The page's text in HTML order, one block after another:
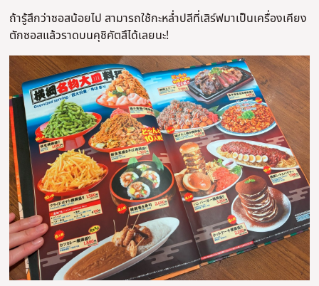
ถ้ารู้สึกว่าซอสน้อยไป สามารถใช้กะหล่ำปลีที่เสิร์ฟมาเป็นเครื่องเคียง
ตักซอสแล้วราดบนคุชิคัตสึได้เลยนะ!